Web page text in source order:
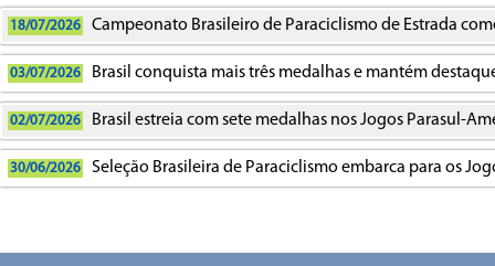
18/07/2026 Campeonato Brasileiro de Paraciclismo de Estrada
03/07/2026 Brasil conquista mais três medalhas e mantém
02/07/2026 Brasil estreia com sete medalhas nos Jogos Parasul-
30/06/2026 Seleção Brasileira de Paraciclismo embarca para os